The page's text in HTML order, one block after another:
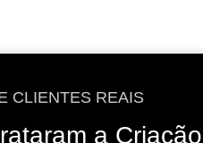
CLIENTES REAIS
a Criação